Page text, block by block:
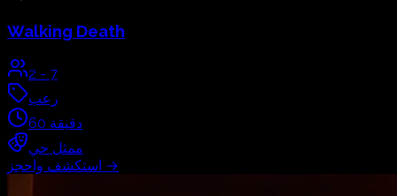
Walking Death
2 - 7
رعب
60 دقيقة
ممثل حي
استكشف واحجز →